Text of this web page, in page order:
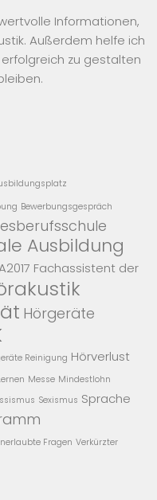
Informationen,
Außerdem helfe ich
zu gestalten
Bewerbungsgespräch
Ausbildung
Fachassistent der
Hörgeräte
Reinigung Hörverlust
Messe Mindestlohn
Sexismus Sprache
Fragen Verkürzter